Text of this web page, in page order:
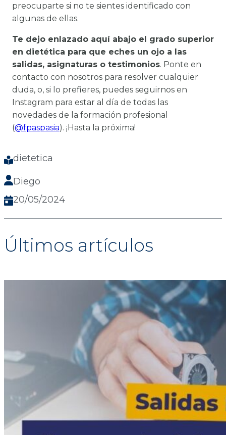
preocuparte si no te sientes identificado con
algunas de ellas.
Te dejo enlazado aquí abajo el grado superior
en dietética para que eches un ojo a las
salidas, asignaturas o testimonios. Ponte en
contacto con nosotros para resolver cualquier
duda, o, si lo prefieres, puedes seguirnos en
Instagram para estar al día de todas las
novedades de la formación profesional
(@fpaspasia). ¡Hasta la próxima!
dietetica
Diego
20/05/2024
Últimos artículos